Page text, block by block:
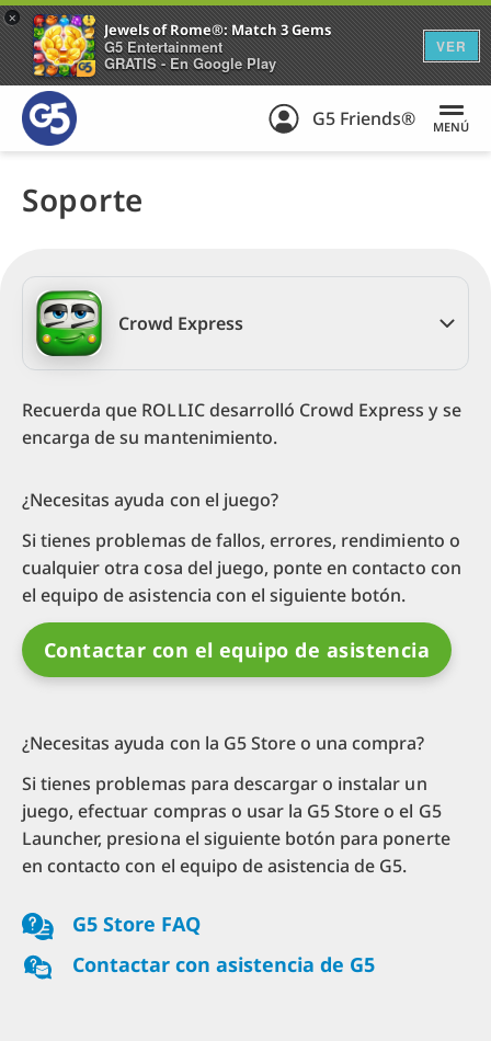
Jewels of Rome®: Match 3 Gems
G5 Entertainment
GRATIS - En Google Play
VER
+
G5 Friends® MENÚ
Soporte
Crowd Express
Recuerda que ROLLIC desarrolló Crowd Express y se
encarga de su mantenimiento.
¿Necesitas ayuda con el juego?
Si tienes problemas de fallos, errores, rendimiento o
cualquier otra cosa del juego, ponte en contacto con
el equipo de asistencia con el siguiente botón.
Contactar con el equipo de asistencia
¿Necesitas ayuda con la G5 Store o una compra?
Si tienes problemas para descargar o instalar un
juego, efectuar compras o usar la G5 Store o el G5
Launcher, presiona el siguiente botón para ponerte
en contacto con el equipo de asistencia de G5.
G5 Store FAQ
Contactar con asistencia de G5